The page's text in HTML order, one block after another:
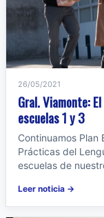
26/05/2021
Gral. Viamonte:
escuelas 1 y 3
Continuamos
Prácticas del
escuelas de
Leer noticia →